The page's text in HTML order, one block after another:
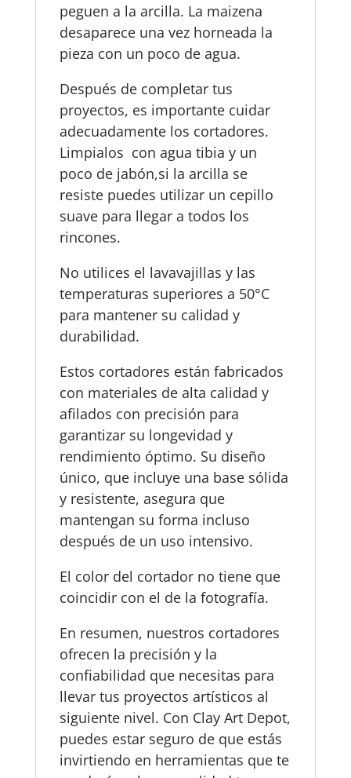
peguen a la arcilla. La maizena
desaparece una vez horneada la
pieza con un poco de agua.
Después de completar tus
proyectos, es importante cuidar
adecuadamente los cortadores.
Limpialos con agua tibia y un
poco de jabón,si la arcilla se
resiste puedes utilizar un cepillo
suave para llegar a todos los
rincones.
No utilices el lavavajillas y las
temperaturas superiores a 50°C
para mantener su calidad y
durabilidad.
Estos cortadores están fabricados
con materiales de alta calidad y
afilados con precisión para
garantizar su longevidad y
rendimiento óptimo. Su diseño
único, que incluye una base sólida
y resistente, asegura que
mantengan su forma incluso
después de un uso intensivo.
El color del cortador no tiene que
coincidir con el de la fotografía.
En resumen, nuestros cortadores
ofrecen la precisión y la
confiabilidad que necesitas para
llevar tus proyectos artísticos al
siguiente nivel. Con Clay Art Depot,
puedes estar seguro de que estás
invirtiendo en herramientas que te